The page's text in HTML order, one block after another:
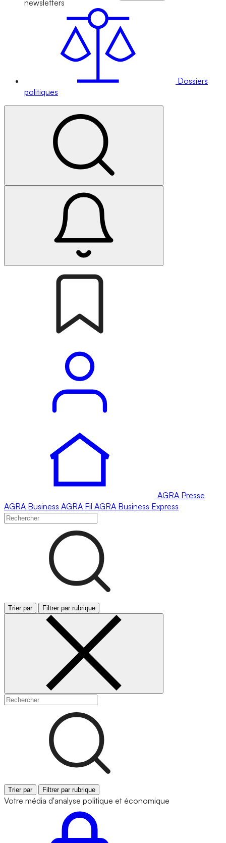
newsletters
Dossiers
politiques
AGRA Presse
AGRA Business AGRA Fil AGRA Business Express
Trier par Filtrer par rubrique
Trier par Filtrer par rubrique
Votre média d'analyse politique et économique